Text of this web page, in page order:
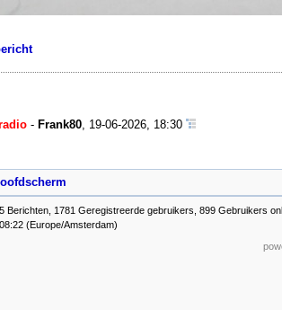
- Frank80, 19-06-2026, 18:30
Berichten, 1781 Geregistreerde gebruikers, 899 Gebruikers
(Europe/Amsterdam)